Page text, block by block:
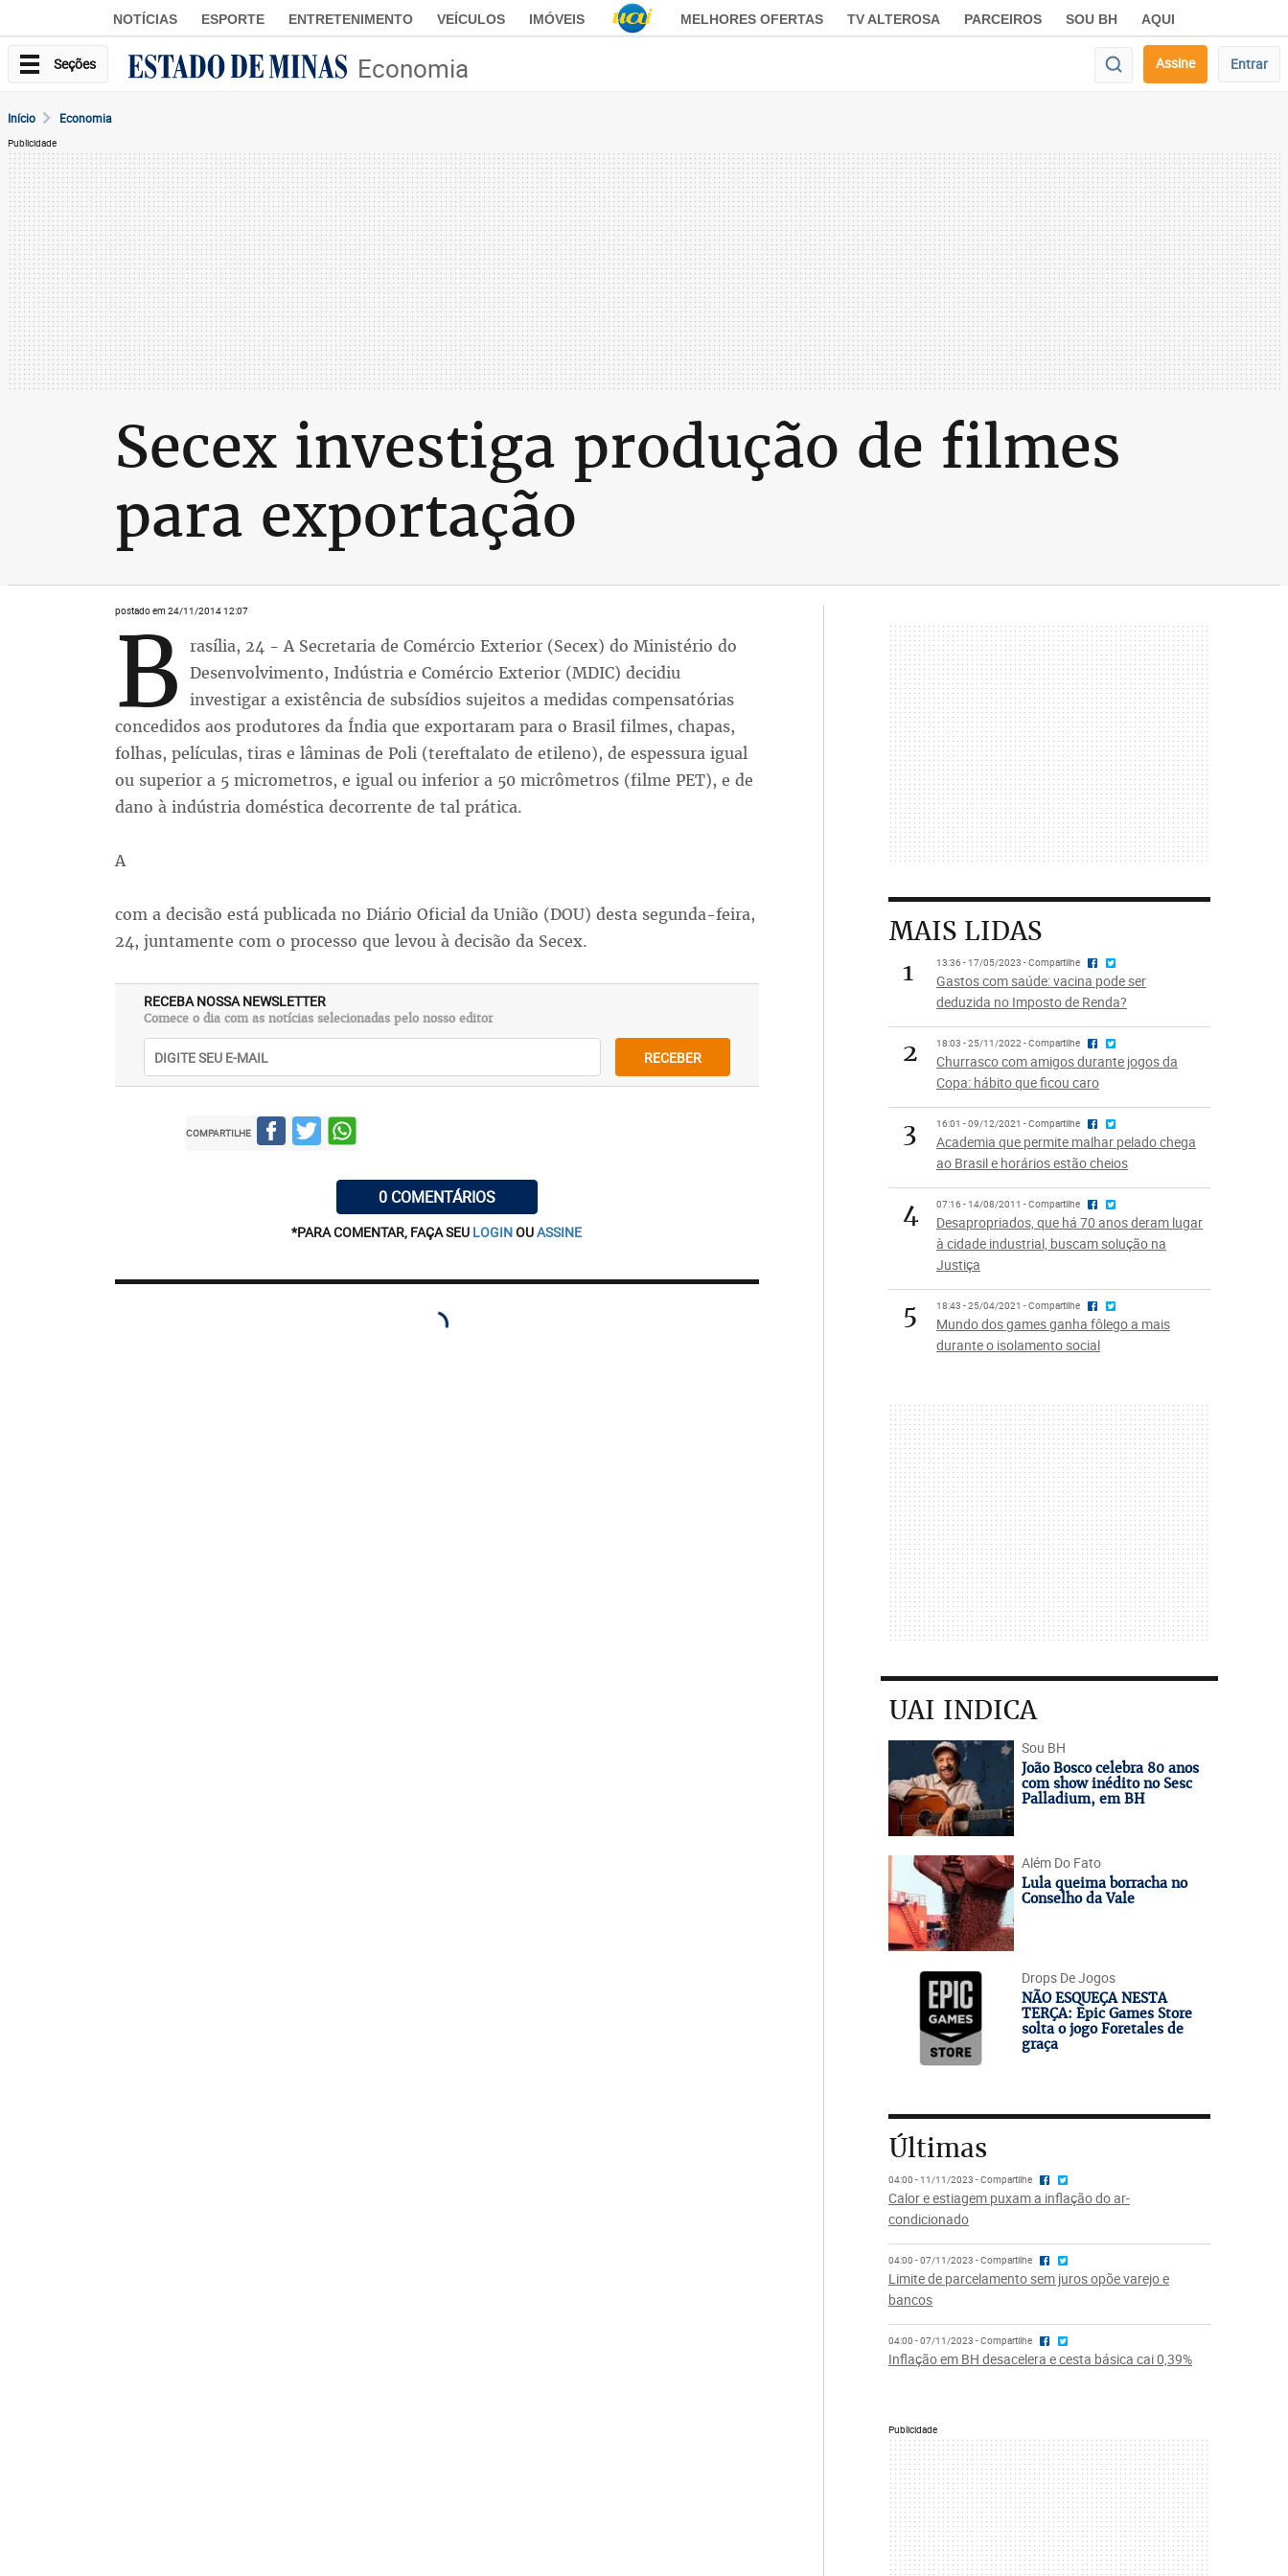
NOTÍCIAS ESPORTE ENTRETENIMENTO VEÍCULOS IMÓVEIS MELHORES OFERTAS TV ALTEROSA PARCEIROS SOU BH AQUI
Seções Economia Assine Entrar
Início Economia
Publicidade
Secex investiga produção de filmes
para exportação
postado em 24/11/2014 12:07
B rasília, 24 - A Secretaria de Comércio Exterior (Secex) do Ministério do
Desenvolvimento, Indústria e Comércio Exterior (MDIC) decidiu
investigar a existência de subsídios sujeitos a medidas compensatórias
concedidos aos produtores da Índia que exportaram para o Brasil filmes, chapas,
folhas, películas, tiras e lâminas de Poli (tereftalato de etileno), de espessura igual
ou superior a 5 micrometros, e igual ou inferior a 50 micrômetros (filme PET), e de
dano à indústria doméstica decorrente de tal prática.
A
com a decisão está publicada no Diário Oficial da União (DOU) desta segunda-feira,
24, juntamente com o processo que levou à decisão da Secex.
RECEBA NOSSA NEWSLETTER
Comece o dia com as notícias selecionadas pelo nosso editor
RECEBER
COMPARTILHE
0 COMENTÁRIOS
*PARA COMENTAR, FAÇA SEU LOGINOUASSINE
MAIS LIDAS
1
13:36 - 17/05/2023 - Compartilhe
Gastos com saúde: vacina pode ser
deduzida no Imposto de Renda?
2 18:03 - 25/11/2022 - Compartilhe
Churrasco com amigos durante jogos da
Copa: hábito que ficou caro
3 16:01 - 09/12/2021 - Compartilhe
Academia que permite malhar pelado chega
ao Brasil e horários estão cheios
4 07:16 - 14/08/2011 - Compartilhe
Desapropriados, que há 70 anos deram lugar
à cidade industrial, buscam solução na
Justiça
5 18:43 - 25/04/2021 - Compartilhe
Mundo dos games ganha fôlego a mais
durante o isolamento social
UAI INDICA
Sou BH
João Bosco celebra 80 anos
com show inédito no Sesc
Palladium, em BH
Além Do Fato
Lula queima borracha no
Conselho da Vale
Drops De Jogos
NÃO ESQUEÇA NESTA
TERÇA: Epic Games Store
solta o jogo Foretales de
graça
Últimas
04:00 - 11/11/2023 - Compartilhe
Calor e estiagem puxam a inflação do ar-
condicionado
04:00 - 07/11/2023 - Compartilhe
Limite de parcelamento sem juros opõe varejo e
bancos
04:00 - 07/11/2023 - Compartilhe
Inflação em BH desacelera e cesta básica cai 0,39%
Publicidade